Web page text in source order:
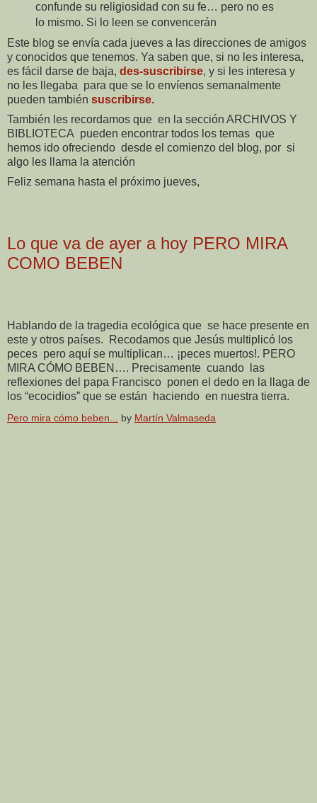
confunde su religiosidad con su fe… pero no es
lo mismo. Si lo leen se convencerán
Este blog se envía cada jueves a las direcciones de amigos
y conocidos que tenemos. Ya saben que, si no les interesa,
es fácil darse de baja, des-suscribirse, y si les interesa y
no les llegaba para que se lo envíenos semanalmente
pueden también suscribirse.
También les recordamos que en la sección ARCHIVOS Y
BIBLIOTECA pueden encontrar todos los temas que
hemos ido ofreciendo desde el comienzo del blog, por si
algo les llama la atención
Feliz semana hasta el próximo jueves,
Lo que va de ayer a hoy PERO MIRA
COMO BEBEN
Hablando de la tragedia ecológica que se hace presente en
este y otros países.
Recodamos que Jesús multiplicó los
peces pero aquí se multiplican… ¡peces muertos!. PERO
MIRA CÓMO BEBEN…. Precisamente cuando
las
reflexiones del papa Francisco ponen el dedo en la llaga de
los “ecocidios” que se están
haciendo en nuestra tierra.
Pero mira cómo beben... by Martín Valmaseda